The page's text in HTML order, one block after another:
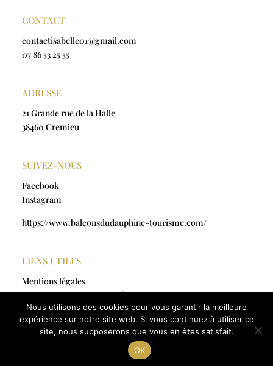
CONTACT
contactisabelle01@gmail.com
07 86 53 25 55
ADRESSE
21 Grande rue de la Halle
38460 Cremieu
SUIVEZ-NOUS
Facebook
Instagram
https://www.balconsdudauphine-tourisme.com/
LIENS UTILES
Mentions légales
Politique de confidentialité
CGV
© artmajic-creations.fr2025 | Tous droits réservés |
Réalisation byOdace France
Nous utilisons des cookies pour vous garantir la meilleure
expérience sur notre site web. Si vous continuez à utiliser ce
site, nous supposerons que vous en êtes satisfait.
OK